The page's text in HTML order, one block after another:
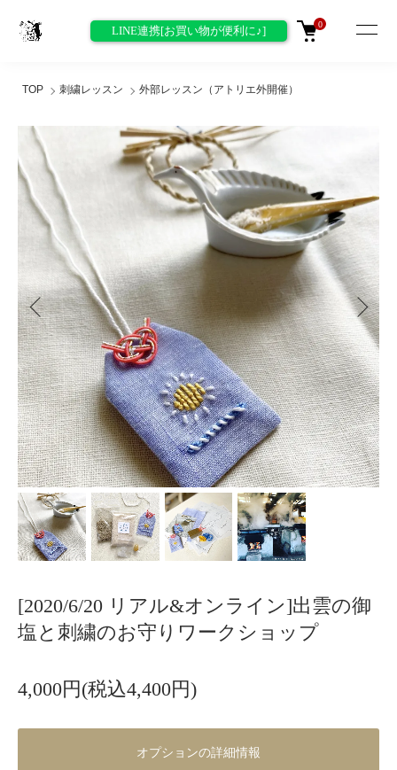
LINE連携[お買い物が便利に♪] 0
TOP 刺繍レッスン 外部レッスン（アトリエ外開催）
[2020/6/20 リアル&オンライン]出雲の御
塩と刺繍のお守りワークショップ
4,000円(税込4,400円)
オプションの詳細情報